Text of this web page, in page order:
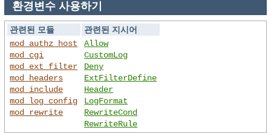
환경변수 사용하기
관련된 모듈
관련된 지시어
mod_authz_host
mod_cgi
mod_ext_filter
mod_headers
mod_include
mod_log_config
mod_rewrite
Allow
CustomLog
Deny
ExtFilterDefine
Header
LogFormat
RewriteCond
RewriteRule